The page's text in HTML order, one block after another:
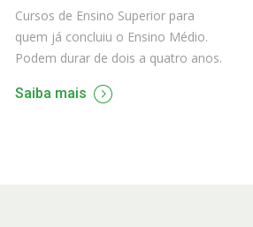
Cursos de Ensino Superior para
quem já concluiu o Ensino Médio.
Podem durar de dois a quatro anos.
Saiba mais